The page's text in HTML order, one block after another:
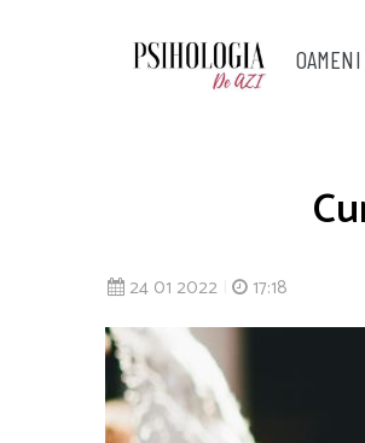
OAMENI
24 01 2022 17:18